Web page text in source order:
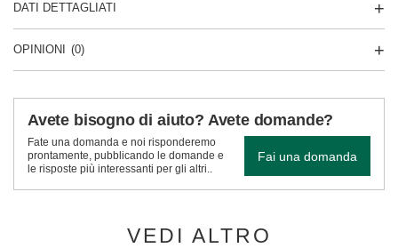
DATI DETTAGLIATI
OPINIONI (0)
Avete bisogno di aiuto? Avete domande?
Fate una domanda e noi risponderemo
prontamente, pubblicando le domande e
le risposte più interessanti per gli altri..
Fai una domanda
VEDI ALTRO